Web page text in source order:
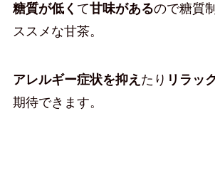
糖質が低く て甘味があるので糖質
ススメな甘茶。
アレルギー症状を抑え たり リラッ
期待できます。